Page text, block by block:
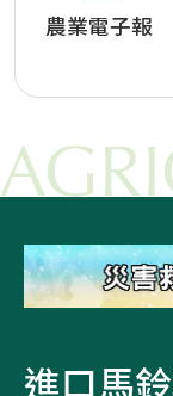
農業電子報
農業氣象